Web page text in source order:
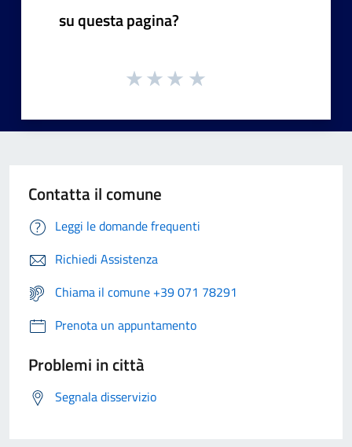
su questa pagina?
Contatta il comune
Leggi le domande frequenti
Richiedi Assistenza
Chiama il comune +39 071 78291
Prenota un appuntamento
Problemi in città
Segnala disservizio